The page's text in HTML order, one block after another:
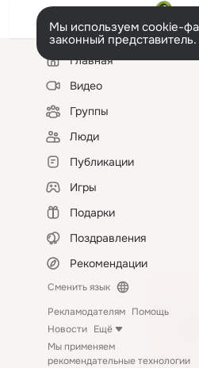
Мы используем cookie-
законный представитель.
Левая
колонкаГлавная
Видео
Группы
Люди
Публикации
Игры
Подарки
Поздравления
Рекомендации
Сменить язык
Рекламодателям Помощь
Новости Ещё
Мы применяем
рекомендательные технологии